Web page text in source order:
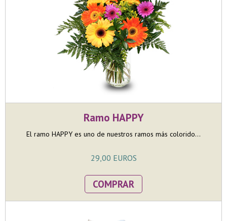
Ramo HAPPY
El ramo HAPPY es uno de nuestros ramos más colorido...
29,00 EUROS
COMPRAR